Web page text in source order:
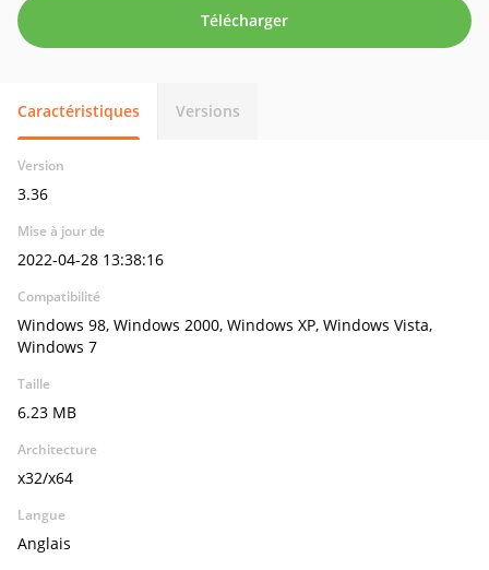
Télécharger
Caractéristiques Versions
Version
3.36
Mise à jour de
2022-04-28 13:38:16
Compatibilité
Windows 98, Windows 2000, Windows XP, Windows Vista,
Windows 7
Taille
6.23 MB
Architecture
x32/x64
Langue
Anglais